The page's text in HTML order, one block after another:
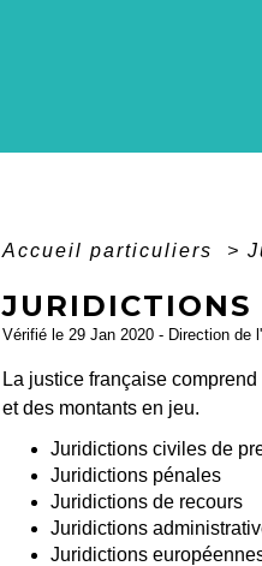
Accueil particuliers >
JURIDICTIONS
Vérifié le 29 Jan 2020 - Direction de
La justice française
et des montants en jeu.
Juridictions civiles de
Juridictions pénales
Juridictions de recours
Juridictions
Juridictions